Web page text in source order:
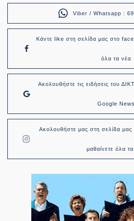
Viber / Whatsapp :
Κάντε like στη σελίδα μας στο
όλα τα νέα
Ακολουθήστε τις ειδήσεις του
Google News
Ακολουθήστε μας στη σελίδα
μαθαίνετε όλα